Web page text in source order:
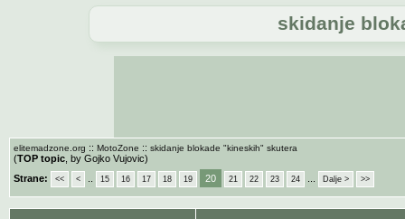
skidanje
elitemadzone.org :: MotoZone :: skidanje blokade "kineskih" skutera
(TOP topic , by Gojko Vujovic)
Strane:
<< < 15 16 17 18 19 20 21 22 23 24 Dalje > >>